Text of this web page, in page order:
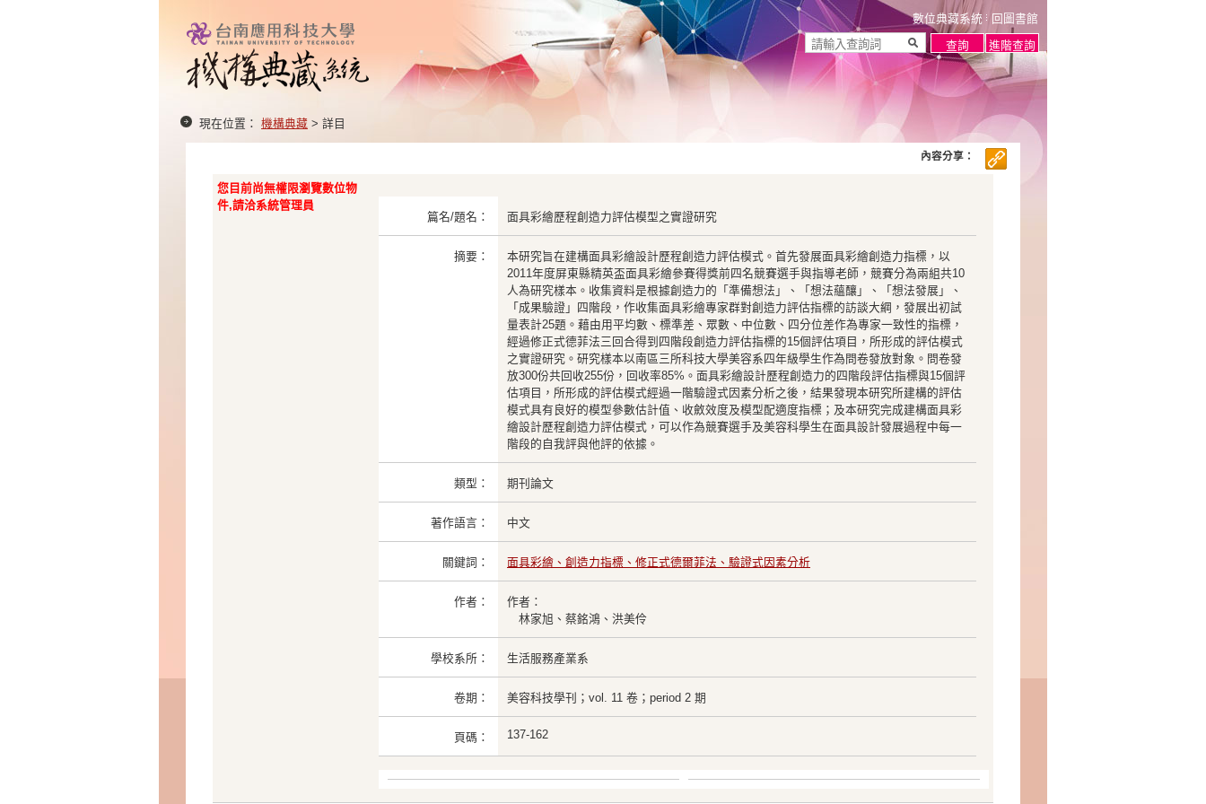
數位典藏系統 回圖書館
現在位置： 機構典藏 > 詳目
您目前尚無權限瀏覽數位物
件,請洽系統管理員
篇名/題名：
面具彩繪歷程創造力評估模型之實證研究
摘要：
本研究旨在建構面具彩繪設計歷程創造力評估模式。首先發展面具彩繪創造力指標，以
2011年度屏東縣精英盃面具彩繪參賽得獎前四名競賽選手與指導老師，競賽分為兩組共10
人為研究樣本。收集資料是根據創造力的「準備想法」、「想法蘊釀」、「想法發展」、
「成果驗證」四階段，作收集面具彩繪專家群對創造力評估指標的訪談大綱，發展出初試
量表計25題。藉由用平均數、標準差、眾數、中位數、四分位差作為專家一致性的指標，
經過修正式德菲法三回合得到四階段創造力評估指標的15個評估項目，所形成的評估模式
之實證研究。研究樣本以南區三所科技大學美容系四年級學生作為問卷發放對象。問卷發
放300份共回收255份，回收率85%。面具彩繪設計歷程創造力的四階段評估指標與15個評
估項目，所形成的評估模式經過一階驗證式因素分析之後，結果發現本研究所建構的評估
模式具有良好的模型參數估計值、收斂效度及模型配適度指標；及本研究完成建構面具彩
繪設計歷程創造力評估模式，可以作為競賽選手及美容科學生在面具設計發展過程中每一
階段的自我評與他評的依據。
類型： 期刊論文
著作語言： 中文
關鍵詞： 面具彩繪、創造力指標、修正式德爾菲法、驗證式因素分析
作者：
作者：
林家旭、蔡銘鴻、洪美伶
學校系所： 生活服務產業系
卷期： 美容科技學刊；vol. 11 卷；period 2 期
頁碼： 137-162
內容分享：